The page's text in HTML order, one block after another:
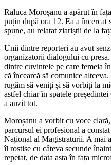
Raluca Moroșanu a apărut în
puțin după ora 12. Ea a încercat
spune, au relatat ziariștii de la
Unii dintre reporteri au avut
organizatorii dialogului cu
dintre cuvintele pe care femeia
că încearcă să comunice
rugăm să veniți și să vorbiți la
astfel chiar în spatele
a auzit tot.
Moroșanu a vorbit cu voce
parcursul ei profesional a
Național al Magistraturii. A mai
îl rostise cu câteva secunde
repetat, de data asta în fața